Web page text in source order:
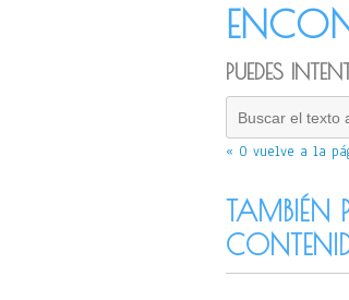
PUEDES
« O vuelve a la
TAMBIÉN